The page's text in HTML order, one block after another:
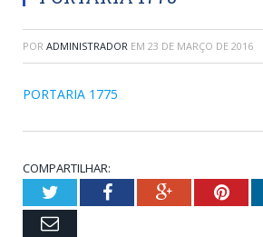
POR ADMINISTRADOR EM 23 DE MARÇO DE 2016
PORTARIA 1775
COMPARTILHAR:
TwitterFacebookGoogle+
Email